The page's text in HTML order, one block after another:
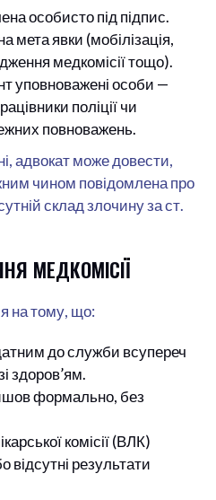
особисто під підпис.
мета явки (мобілізація,
медкомісії тощо).
уповноважені особи —
поліції чи
повноважень.
адвокат може довести,
чином повідомлена про
склад злочину за ст.
МЕДКОМІСІЇ
на тому, що:
до служби всупереч
здоров’ям.
формально, без
комісії (ВЛК)
відсутні результати